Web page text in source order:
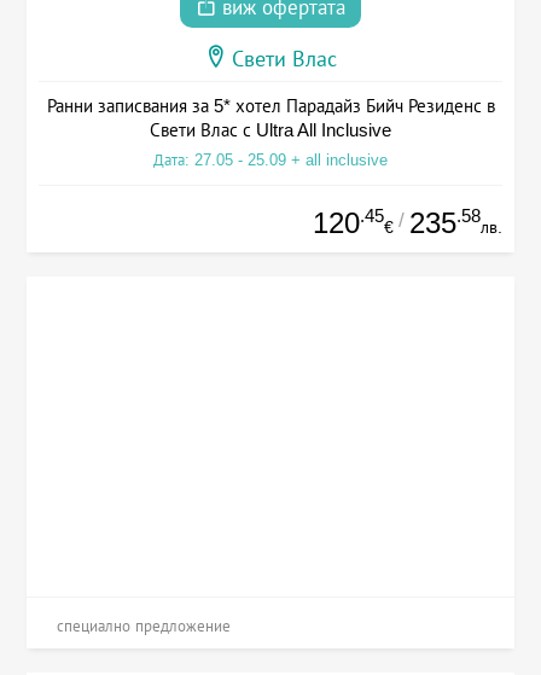
виж офертата
Свети Влас
Ранни записвания за 5* хотел Парадайз Бийч Резиденс в
Свети Влас с Ultra All Inclusive
Дата: 27.05 - 25.09 + all inclusive
120.45
€ / 235.58
лв.
специално предложение